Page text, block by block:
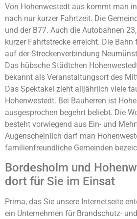
Von Hohenwestedt aus kommt man
nach nur kurzer Fahrtzeit. Die
und der B77. Auch die Autobahnen
kurzer Fahrtstrecke erreicht. Die
auf der Streckenverbindung
Das hübsche Städtchen
bekannt als Veranstaltungsort des
Das Spektakel zieht alljährlich viele
Hohenwestedt. Bei Bauherren ist
ausgesprochen begehrt beliebt. Die
besteht vorwiegend aus Ein- und
Augenscheinlich darf man
familienfreundliche Gemeinden
Bordesholm und
dort für Sie im Einsat
Prima, das Sie unsere Internetseite
ein Unternehmen für Brandschutz-